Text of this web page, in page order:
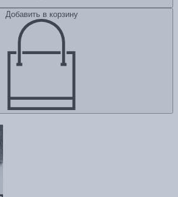
Добавить в корзину